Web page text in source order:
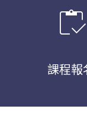
inventory
課程報